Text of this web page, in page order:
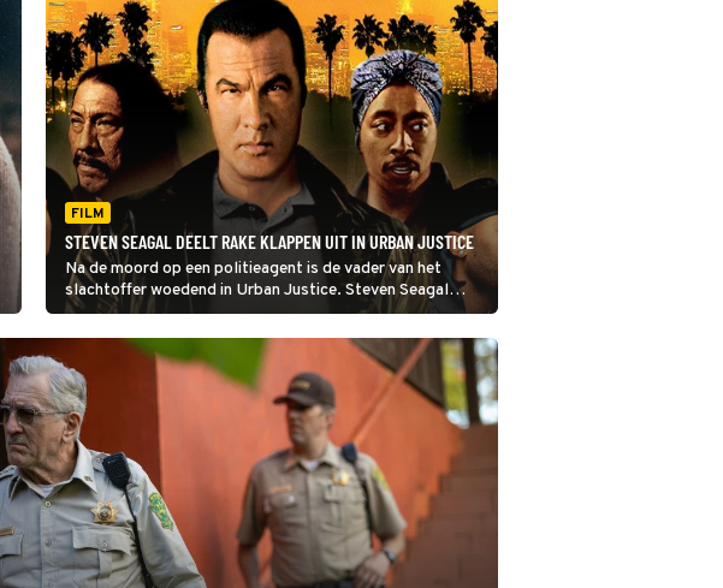
FILM
STEVEN SEAGAL DEELT RAKE KLAPPEN UIT IN URBAN JUSTICE
Na de moord op een politieagent is de vader van het
slachtoffer woedend in Urban Justice. Steven Seagal
speelt die vader, dus de daders kunnen maar beter een
veilig heenkomen zoeken.